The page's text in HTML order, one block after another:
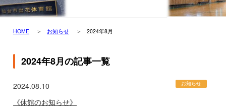
HOME お知らせ 2024年8月
2024年8月の記事一覧
2024.08.10 お知らせ
《休館のお知らせ》